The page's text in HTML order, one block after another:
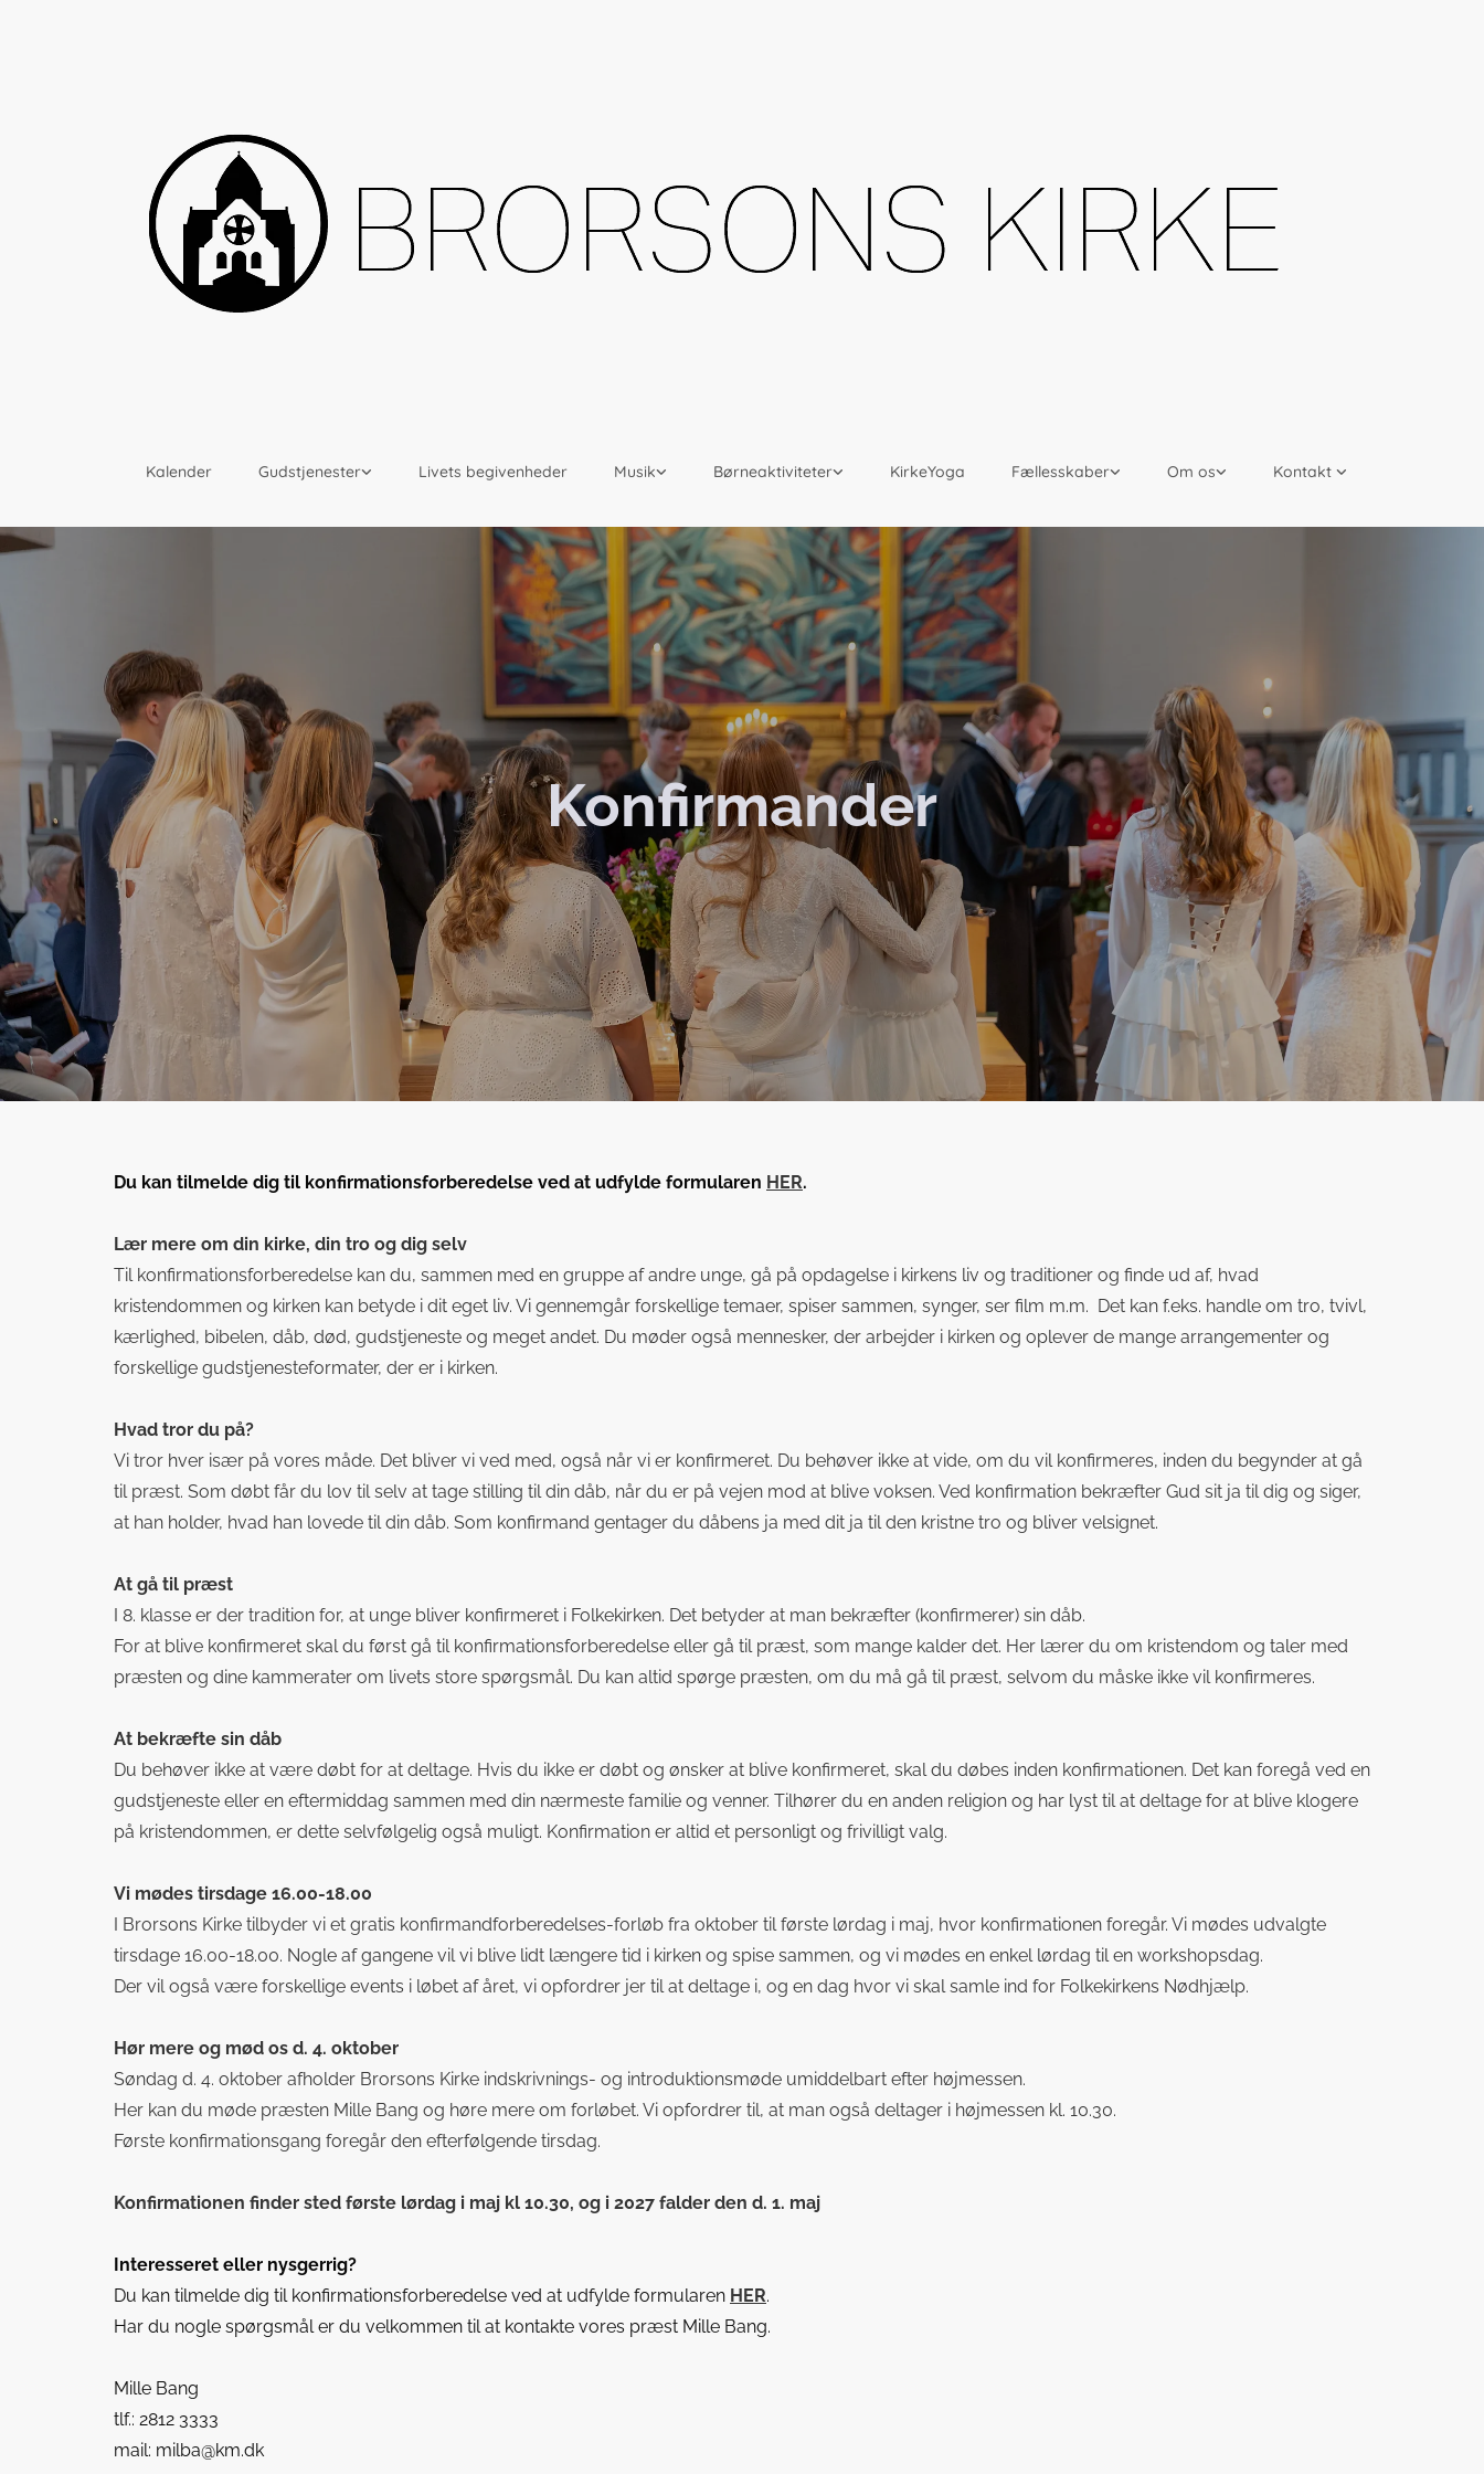
Kalender Gudstjenester Livets begivenheder Musik Børneaktiviteter KirkeYoga Fællesskaber Om os Kontakt
Konfirmander
Du kan tilmelde dig til konfirmationsforberedelse ved at udfylde formularen HER.
Lær mere om din kirke, din tro og dig selv
Til konfirmationsforberedelse kan du, sammen med en gruppe af andre unge, gå på opdagelse i kirkens liv og traditioner og finde ud af, hvad
kristendommen og kirken kan betyde i dit eget liv. Vi gennemgår forskellige temaer, spiser sammen, synger, ser film m.m. Det kan f.eks. handle om tro, tvivl,
kærlighed, bibelen, dåb, død, gudstjeneste og meget andet. Du møder også mennesker, der arbejder i kirken og oplever de mange arrangementer og
forskellige gudstjenesteformater, der er i kirken.
Hvad tror du på?
Vi tror hver især på vores måde. Det bliver vi ved med, også når vi er konfirmeret. Du behøver ikke at vide, om du vil konfirmeres, inden du begynder at gå
til præst. Som døbt får du lov til selv at tage stilling til din dåb, når du er på vejen mod at blive voksen. Ved konfirmation bekræfter Gud sit ja til dig og siger,
at han holder, hvad han lovede til din dåb. Som konfirmand gentager du dåbens ja med dit ja til den kristne tro og bliver velsignet.
At gå til præst
I 8. klasse er der tradition for, at unge bliver konfirmeret i Folkekirken. Det betyder at man bekræfter (konfirmerer) sin dåb.
For at blive konfirmeret skal du først gå til konfirmationsforberedelse eller gå til præst, som mange kalder det. Her lærer du om kristendom og taler med
præsten og dine kammerater om livets store spørgsmål. Du kan altid spørge præsten, om du må gå til præst, selvom du måske ikke vil konfirmeres.
At bekræfte sin dåb
Du behøver ikke at være døbt for at deltage. Hvis du ikke er døbt og ønsker at blive konfirmeret, skal du døbes inden konfirmationen. Det kan foregå ved en
gudstjeneste eller en eftermiddag sammen med din nærmeste familie og venner. Tilhører du en anden religion og har lyst til at deltage for at blive klogere
på kristendommen, er dette selvfølgelig også muligt. Konfirmation er altid et personligt og frivilligt valg.
Vi mødes tirsdage 16.00-18.00
I Brorsons Kirke tilbyder vi et gratis konfirmandforberedelses-forløb fra oktober til første lørdag i maj, hvor konfirmationen foregår. Vi mødes udvalgte
tirsdage 16.00-18.00. Nogle af gangene vil vi blive lidt længere tid i kirken og spise sammen, og vi mødes en enkel lørdag til en workshopsdag.
Der vil også være forskellige events i løbet af året, vi opfordrer jer til at deltage i, og en dag hvor vi skal samle ind for Folkekirkens Nødhjælp.
Hør mere og mød os d. 4. oktober
Søndag d. 4. oktober afholder Brorsons Kirke indskrivnings- og introduktionsmøde umiddelbart efter højmessen.
Her kan du møde præsten Mille Bang og høre mere om forløbet. Vi opfordrer til, at man også deltager i højmessen kl. 10.30.
Første konfirmationsgang foregår den efterfølgende tirsdag.
Konfirmationen finder sted første lørdag i maj kl 10.30, og i 2027 falder den d. 1. maj
Interesseret eller nysgerrig?
Du kan tilmelde dig til konfirmationsforberedelse ved at udfylde formularen HER.
Har du nogle spørgsmål er du velkommen til at kontakte vores præst Mille Bang.
Mille Bang
tlf.: 2812 3333
mail: milba@km.dk